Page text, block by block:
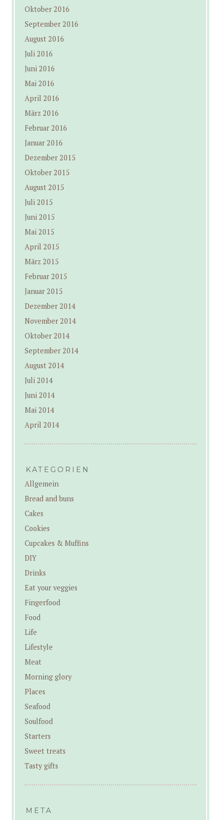
Oktober 2016
September 2016
August 2016
Juli 2016
Juni 2016
Mai 2016
April 2016
März 2016
Februar 2016
Januar 2016
Dezember 2015
Oktober 2015
August 2015
Juli 2015
Juni 2015
Mai 2015
April 2015
März 2015
Februar 2015
Januar 2015
Dezember 2014
November 2014
Oktober 2014
September 2014
August 2014
Juli 2014
Juni 2014
Mai 2014
April 2014
KATEGORIEN
Allgemein
Bread and buns
Cakes
Cookies
Cupcakes & Muffins
DIY
Drinks
Eat your veggies
Fingerfood
Food
Life
Lifestyle
Meat
Morning glory
Places
Seafood
Soulfood
Starters
Sweet treats
Tasty gifts
META